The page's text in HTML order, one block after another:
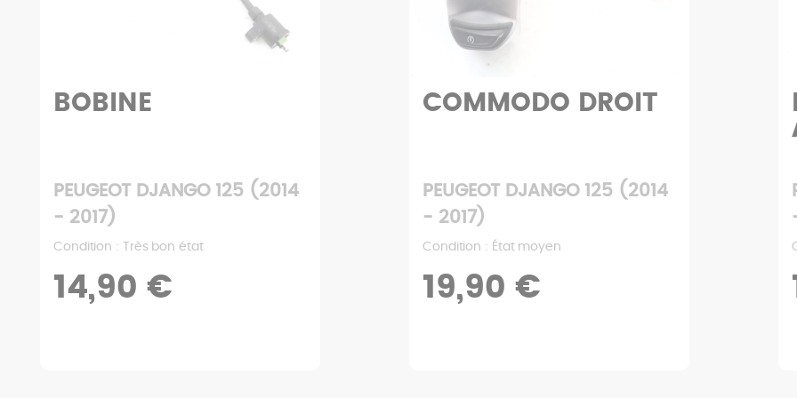
BOBINE
PEUGEOT DJANGO 125 (2014
- 2017)
Condition : Très bon état
14,90 €
COMMODO DROIT
PEUGEOT DJANGO 125 (2014
- 2017)
Condition : État moyen
19,90 €